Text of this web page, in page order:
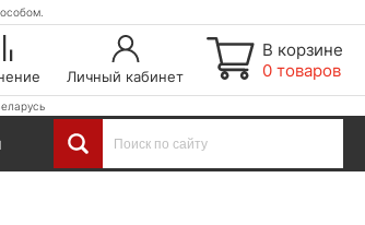
Личный кабинет
В корзине
0 товаров